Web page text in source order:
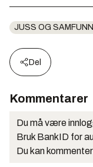
JUSS OG SAMFUNN
Del
Kommentarer
Du må være
Bruk BankID for
Du kan